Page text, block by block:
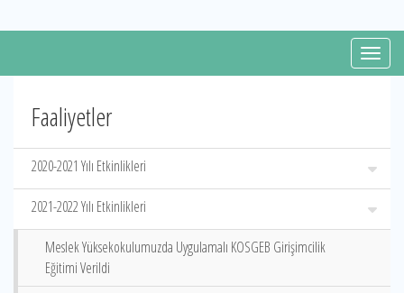
Faaliyetler
2020-2021 Yılı Etkinlikleri
2021-2022 Yılı Etkinlikleri
Meslek Yüksekokulumuzda Uygulamalı KOSGEB Girişimcilik
Eğitimi Verildi